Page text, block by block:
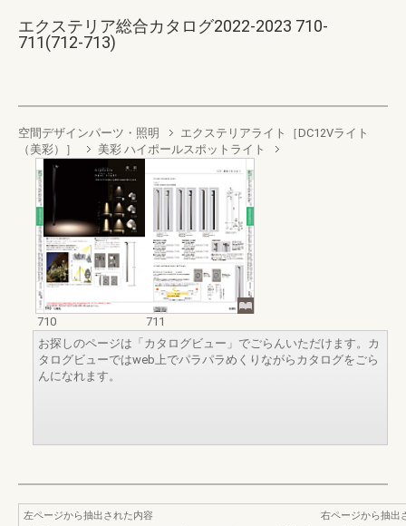
エクステリア総合カタログ2022-2023 710-
711(712-713)
空間デザインパーツ・照明
エクステリアライト［DC12Vライト
（美彩）］
美彩 ハイポールスポットライト
710
711
お探しのページは「カタログビュー」でごらんいただけます。カ
タログビューではweb上でパラパラめくりながらカタログをごら
んになれます。
左ページから抽出された内容
右ページから抽出